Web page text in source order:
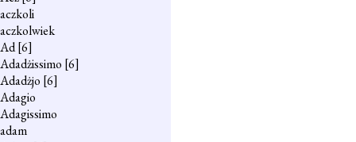
aczkoli
aczkolwiek
Ad[6]
Adadżissimo [6]
Adadżjo [6]
Adagio
Adagissimo
adam